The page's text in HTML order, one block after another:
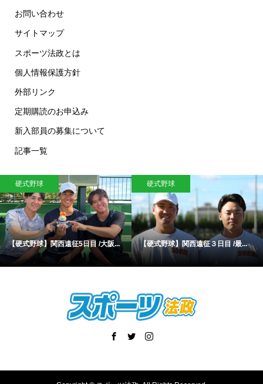
お問い合わせ
サイトマップ
スポーツ法政とは
個人情報保護方針
外部リンク
定期購読のお申込み
新入部員の募集について
記事一覧
硬式野球
【硬式野球】関西遠征5日目 /大阪...
硬式野球
【硬式野球】関西遠征３日目 /最...